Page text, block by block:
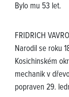
Bylo mu 53 let.
FRIDRICH
Narodil se roku
Kosichinském
mechanik v
popraven 29.